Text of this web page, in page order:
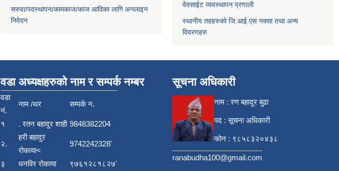
सरुवा/पदस्थापन/कामकाज/काज आदिका लागि अनलाइन
निवेदन
वेवसाईट व्यवस्थापन प्रणाली
स्थानीय तहहरुको जि.आई.एस नक्सा तथा अन्य
विवरणहरु
वडा अध्यक्षहरुको नाम र सम्पर्क नम्बर
वडा
नं.
नाम /थर सम्पर्क न.
१ . रतन बहादुर शाही 9848382204
२.
हरी बहादुर
रोकाया<
9742242328'
३ धनविर रोकाया
९७६१२८१८२७'
सूचना अधिकारी
नाम : रण बहादुर बुढा
पद : सूचना अधिकारी
फोन : ९८५८३२०४३८
ranabudha100@gmail.com